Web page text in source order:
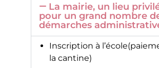
La mairie, un lieu
pour un grand nombre
démarches
Inscription à
la cantine)